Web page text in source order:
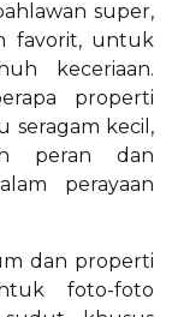
super,
favorit, untuk
keceriaan.
properti
seragam kecil,
peran dan
perayaan
dan properti
foto-foto